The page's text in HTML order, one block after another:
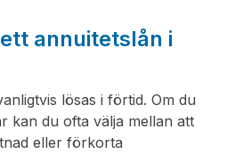
annuitetslån i
lösas i förtid. Om du
kan du ofta välja mellan att
eller förkorta